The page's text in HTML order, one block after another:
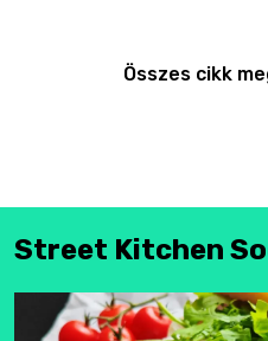
Összes cikk
Street Kitchen